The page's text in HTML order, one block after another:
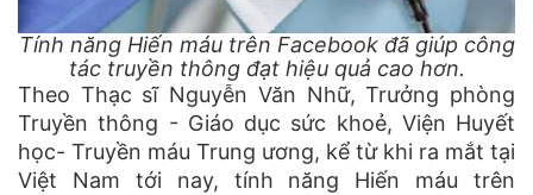
Tính năng Hiến máu trên Facebook đã giúp công
tác truyền thông đạt hiệu quả cao hơn.
Theo Thạc sĩ Nguyễn Văn Nhữ, Trưởng phòng
Truyền thông - Giáo dục sức khoẻ, Viện Huyết
học- Truyền máu Trung ương, kể từ khi ra mắt tại
Việt Nam tới nay, tính năng Hiến máu trên